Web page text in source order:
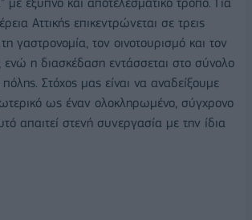
Αττικής επικεντρώνεται σε τρεις
γαστρονομία, τον οινοτουρισμό και τον
ενώ η διασκέδαση εντάσσεται στο σύνολο
πόλης. Στόχος μας είναι να αναδείξουμε
ως έναν ολοκληρωμένο, σύγχρονο
απαιτεί στενή συνεργασία με την ίδια